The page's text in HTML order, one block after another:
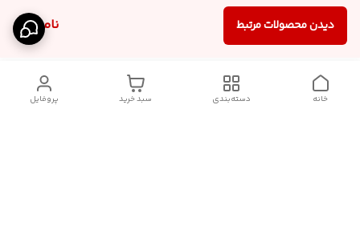
ناموجود دیدن محصولات مرتبط
پروفایل سبد خرید دسته‌بندی خانه